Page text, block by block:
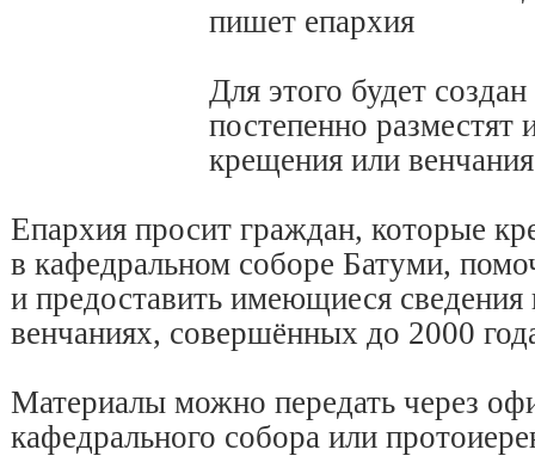
пишет епархия
Для этого будет
постепенно
крещения или
Епархия просит граждан, которые
в кафедральном соборе Батуми,
и предоставить имеющиеся
венчаниях, совершённых до 2000
Материалы можно передать через
кафедрального собора или